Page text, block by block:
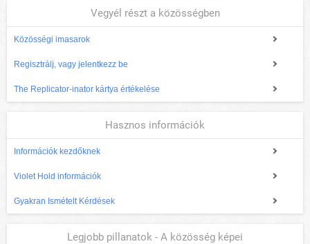
Vegyél részt a közösségben
Közösségi imasarok
Regisztrálj, vagy jelentkezz be
The Replicator-inator kártya értékelése
Hasznos információk
Információk kezdőknek
Violet Hold információk
Gyakran Ismételt Kérdések
Legjobb pillanatok - A közösség képei